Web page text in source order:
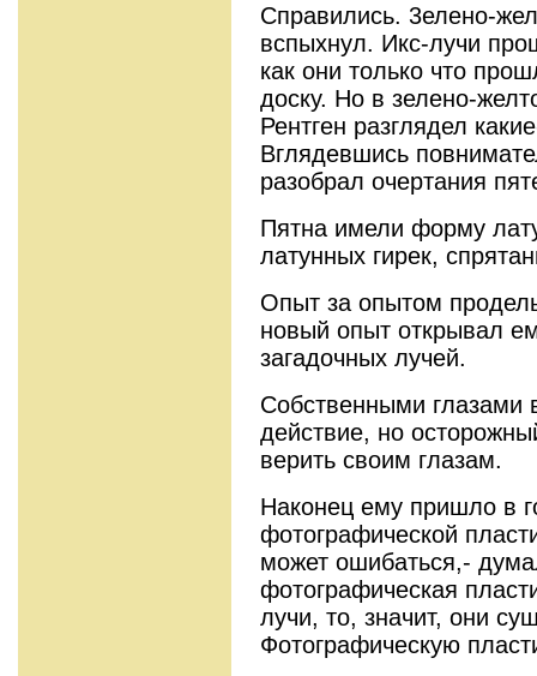
Справились. 3елено-
вспыхнул. Икс-лучи
как они только что
доску. Но в зелено-
Рентген раз­глядел
Вглядевшись
разобрал очертания
Пятна имели форму
латунных гирек,
Опыт за опытом
новый опыт открывал
загадочных лучей.
Собственными глазами
действие, но
ве­рить своим глазам.
Наконец ему пришло в
фотографической
может ошибаться,-
фотографическая
лучи, то, значит, они
Фотографическую